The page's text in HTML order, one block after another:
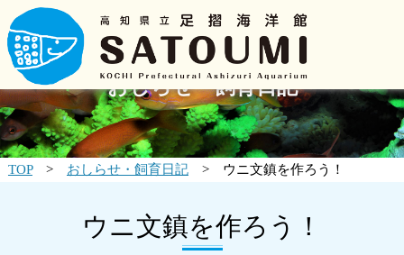
おしらせ・飼育日記
TOP> おしらせ・飼育日記> ウニ文鎮を作ろう！
ウニ文鎮を作ろう！